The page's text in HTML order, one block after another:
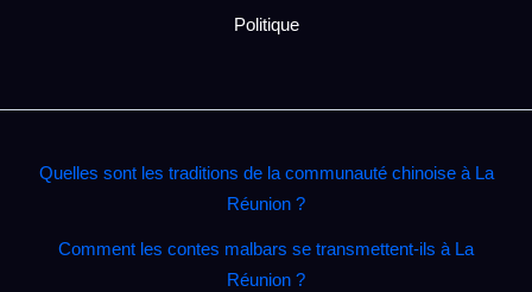
Politique
Quelles sont les traditions de la communauté chinoise à La
Réunion ?
Comment les contes malbars se transmettent‑ils à La
Réunion ?